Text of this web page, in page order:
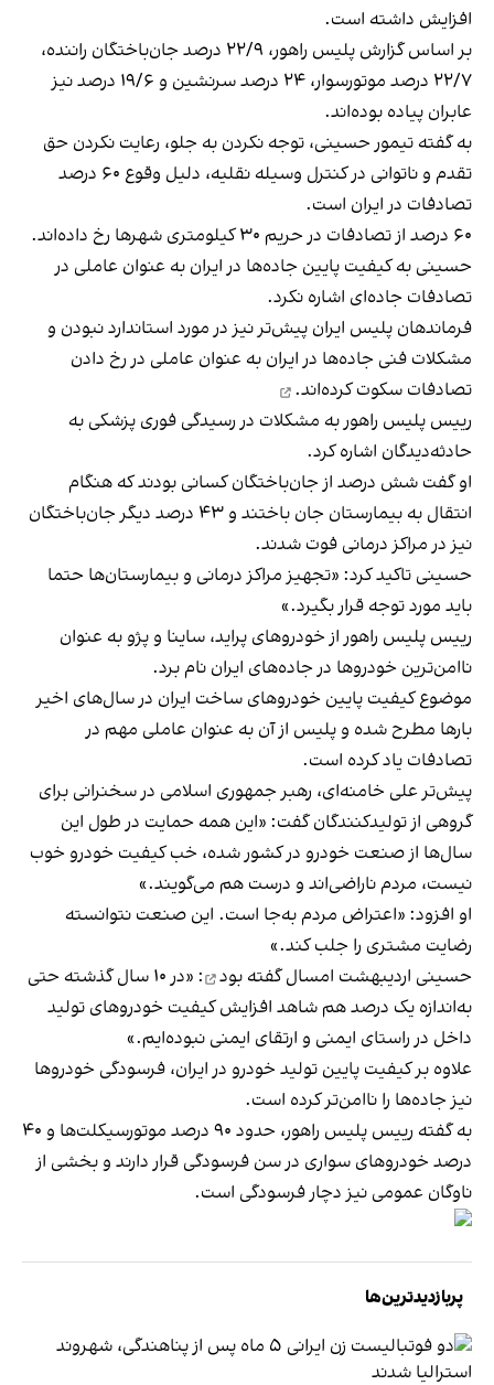
افزایش داشته است.
بر اساسگزارش پلیس راهور
، ۲۲/۹ درصد جان‌باختگان راننده،
۲۲/۷ درصد موتورسوار، ۲۴ درصد سرنشین و ۱۹/۶ درصد نیز
عابران پیاده بوده‌اند.
به گفته تیمور حسینی، توجه نکردن به جلو، رعایت نکردن حق
تقدم و ناتوانی در کنترل وسیله نقلیه، دلیل وقوع ۶۰ درصد
تصادفات در ایران است.
۶۰ درصد از تصادفات در حریم ۳۰ کیلومتری شهرها رخ داده‌اند.
حسینی به کیفیت پایین جاده‌ها در ایران به عنوان عاملی در
تصادفات جاده‌ای اشاره نکرد.
فرماندهان پلیس ایران پیش‌تر نیز در مورد استاندارد نبودن و
مشکلات فنی جاده‌ها در ایران به عنوان عاملی در رخ دادن
تصادفات سکوت کرده‌اند.
رییس پلیس راهور به مشکلات در رسیدگی فوری پزشکی به
حادثه‌دیدگان اشاره کرد.
او گفت شش درصد از جان‌باختگان کسانی بودند که هنگام
انتقال به بیمارستان جان باختند و ۴۳ درصد دیگر جان‌باختگان
نیز در مراکز درمانی فوت شدند.
حسینی تاکید کرد: «تجهیز مراکز درمانی و بیمارستان‌ها حتما
باید مورد توجه قرار بگیرد.»
رییس پلیس راهور از خودروهای پراید، ساینا و پژو به عنوان
ناامن‌ترین خودروها در جاده‌های ایران نام برد.
موضوع کیفیت پایین خودروهای ساخت ایران در سال‌های اخیر
بارها مطرح شده و پلیس از آن به عنوان عاملی مهم در
تصادفات یاد کرده است.
پیش‌تر علی خامنه‌ای، رهبر جمهوری اسلامی در سخنرانی برای
گروهی از تولید‌کنندگان گفت: «این همه‌ حمایت در طول این
سال‌ها از صنعت خودرو در کشور شده، خب کیفیت خودرو خوب
نیست، مردم ناراضی‌اند و درست هم می‌گویند.»
او افزود: «اعتراض مردم به‌جا است. این صنعت نتوانسته
رضایت مشتری را جلب کند.»
حسینی اردیبهشت امسال گفته بود
: «در ۱۰ سال گذشته حتی
به‌اندازه یک درصد هم شاهد افزایش کیفیت خودروهای تولید
داخل در راستای ایمنی و ارتقای ایمنی نبوده‌ایم.»
علاوه بر کیفیت پایین تولید خودرو در ایران، فرسودگی خودروها
نیز جاده‌ها را ناامن‌تر کرده است.
به گفته رییس پلیس راهور، حدود ۹۰ درصد موتورسیکلت‌ها و ۴۰
درصد خودروهای سواری در سن فرسودگی قرار دارند و بخشی از
ناوگان عمومی نیز دچار فرسودگی است.
پربازدیدترین‌ها